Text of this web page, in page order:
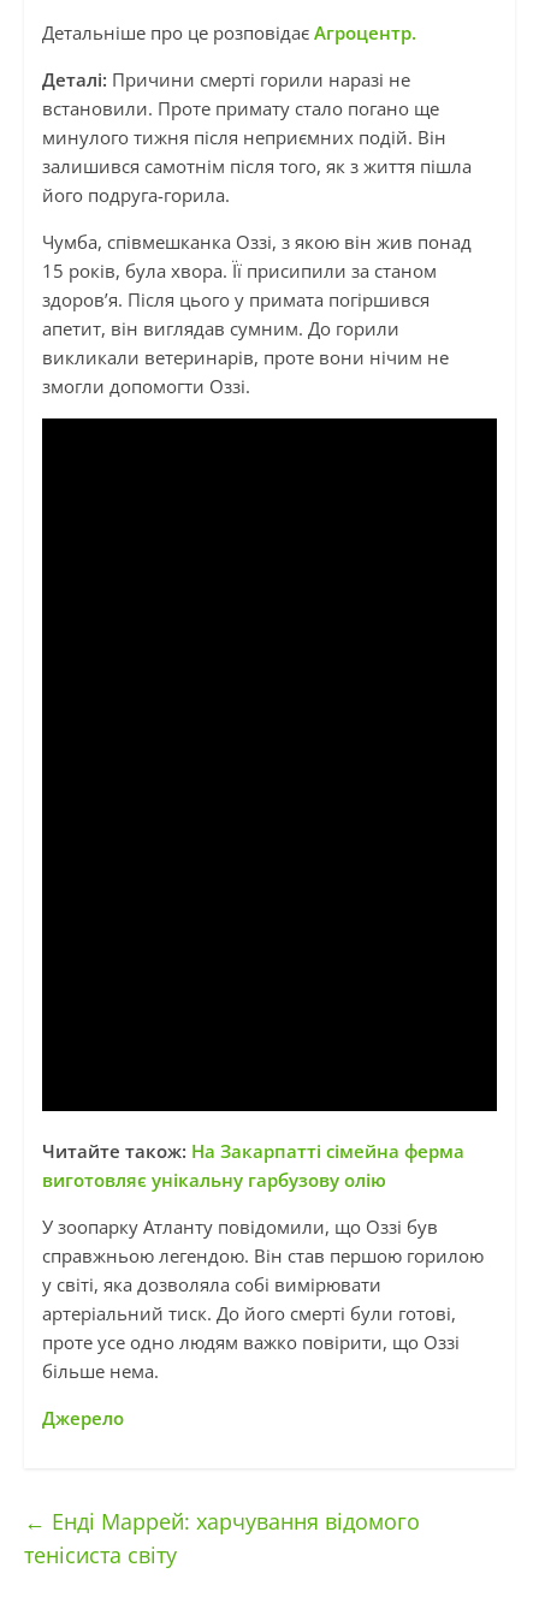
Детальніше про це розповідає Агроцентр.
Деталі: Причини смерті горили наразі не
встановили. Проте примату стало погано ще
минулого тижня після неприємних подій. Він
залишився самотнім після того, як з життя пішла
його подруга-горила.
Чумба, співмешканка Оззі, з якою він жив понад
15 років, була хвора. Її присипили за станом
здоров’я. Після цього у примата погіршився
апетит, він виглядав сумним. До горили
викликали ветеринарів, проте вони нічим не
змогли допомогти Оззі.
Читайте також: На Закарпатті сімейна ферма
виготовляє унікальну гарбузову олію
У зоопарку Атланту повідомили, що Оззі був
справжньою легендою. Він став першою горилою
у світі, яка дозволяла собі вимірювати
артеріальний тиск. До його смерті були готові,
проте усе одно людям важко повірити, що Оззі
більше нема.
Джерело
← Енді Маррей: харчування відомого
тенісиста світу